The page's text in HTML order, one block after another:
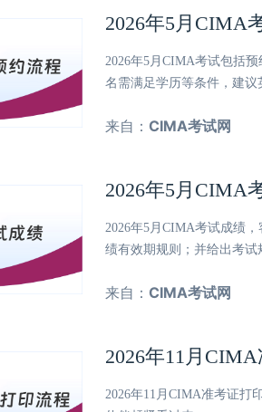
2026年5月CIMA
2026年5月CIMA考试包括
名需满足学历等条件，建
来自： CIMA考试网
2026年5月CIMA
2026年5月CIMA考试成绩
绩有效期规则；并给出考
来自： CIMA考试网
2026年11月
2026年11月CIMA准考证打